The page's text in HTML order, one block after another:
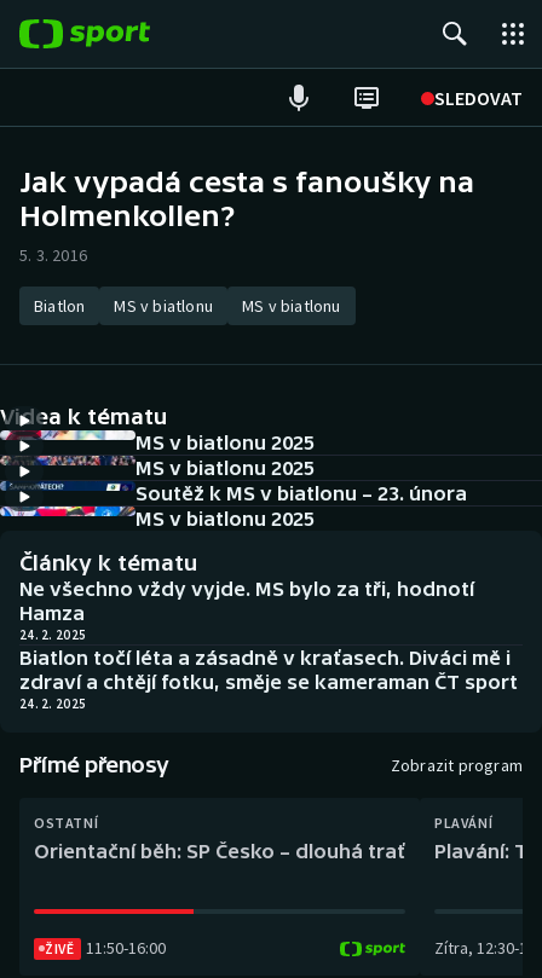
SLEDOVAT
Hokej
Atletika
DALŠÍ SPORTY
Americký fotbal
Baseball a softbal
Basketbal
Biatlon
Curling
Dostihy
Florbal
NEPŘEHLÉDNĚTE
Soutěže
Historické návraty
Aplikace ČT sport
Jak vypadá cesta s fanoušky na
Holmenkollen?
5. 3. 2016
Biatlon MS v biatlonu MS v biatlonu
Videa k tématu
MS v biatlonu 2025
MS v biatlonu 2025
Soutěž k MS v biatlonu – 23. února
MS v biatlonu 2025
Články k tématu
Ne všechno vždy vyjde. MS bylo za tři, hodnotí
Hamza
24. 2. 2025
Biatlon točí léta a zásadně v kraťasech. Diváci mě i
zdraví a chtějí fotku, směje se kameraman ČT sport
24. 2. 2025
Přímé přenosy Zobrazit program
OSTATNÍ
Orientační běh: SP Česko – dlouhá trať
ŽIVĚ 11:50-16:00
PLAVÁNÍ
Plavání:
Zítra, 12:30-